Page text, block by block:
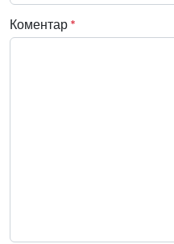
Коментар *